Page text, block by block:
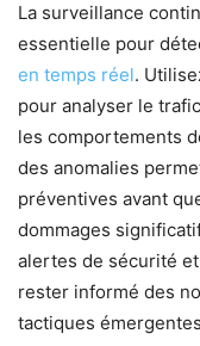
La surveillance
essentielle pour
en temps réel.
pour analyser le
les comportements
des anomalies
préventives avant
dommages
alertes de sécurité
rester informé des
tactiques